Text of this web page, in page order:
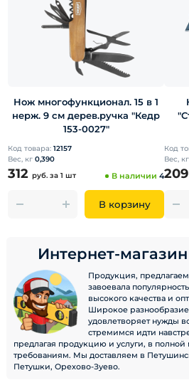
Нож многофункционал. 15 в 1
нерж. 9 см дерев.ручка "Кедр
153-0027"
Код товара: 12157
Вес, кг 0,390
312 руб. за 1 шт В наличии 4
В корзину
Код
Вес, кг
209
Интернет-
Продукция,
завоевала
высокого качества и
Широкое разнообразие
удовлетворяет нужды
стремимся идти
предлагая продукцию и услуги, в
требованиям. Мы доставляем в
Петушки, Орехово-Зуево.